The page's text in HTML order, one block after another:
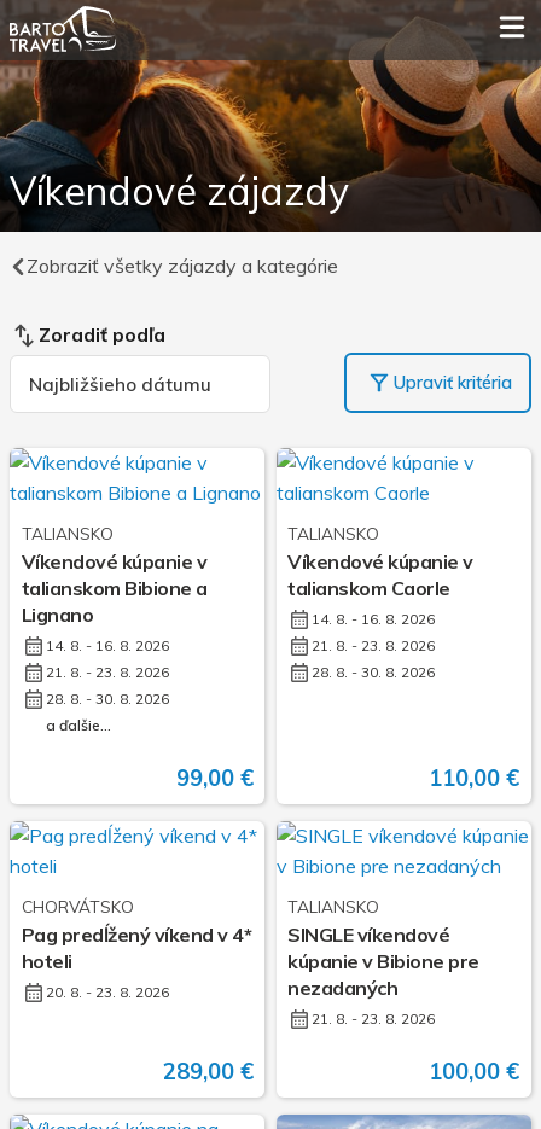
Víkendové zájazdy
Zobraziť všetky zájazdy a kategórie
Zoradiť podľa
Upraviť kritéria
TALIANSKO
Víkendové kúpanie v
talianskom Bibione a
Lignano
14. 8. - 16. 8. 2026
21. 8. - 23. 8. 2026
28. 8. - 30. 8. 2026
a ďalšie...
99,00 €
TALIANSKO
Víkendové kúpanie v
talianskom Caorle
14. 8. - 16. 8. 2026
21. 8. - 23. 8. 2026
28. 8. - 30. 8. 2026
110,00 €
CHORVÁTSKO
Pag predĺžený víkend v 4*
hoteli
20. 8. - 23. 8. 2026
289,00 €
TALIANSKO
SINGLE víkendové
kúpanie v Bibione pre
nezadaných
21. 8. - 23. 8. 2026
100,00 €